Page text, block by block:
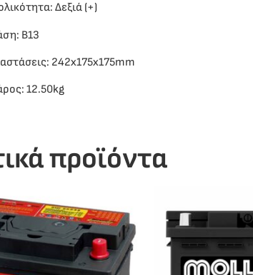
Δεξιά (+)
B13
242x175x175mm
12.50kg
προϊόντα